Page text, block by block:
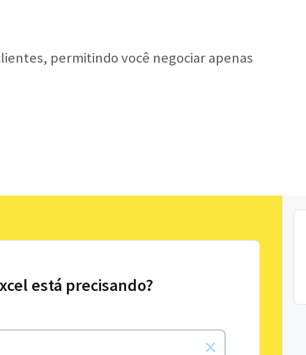
permitindo você negociar apenas
está precisando?